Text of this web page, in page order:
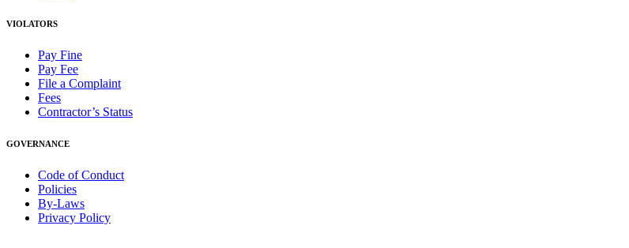
VIOLATORS
Pay Fine
Pay Fee
File a Complaint
Fees
Contractor’s Status
GOVERNANCE
Code of Conduct
Policies
By-Laws
Privacy Policy